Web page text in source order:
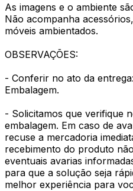
As imagens e o ambiente
Não acompanha
móveis ambientados.
OBSERVAÇÕES:
- Conferir no ato da
Embalagem.
- Solicitamos que verifique
embalagem. Em caso de
recuse a mercadoria
recebimento do produto
eventuais avarias
para que a solução seja
melhor experiência para